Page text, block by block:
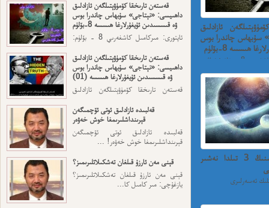
ئازادلىق
سۇبھاس چاندرا بوس
ھىسسە 8-بۆلۈم
ئاپتورى: مىركامىل كاشغەرىي 8 - بۆلۈم: ئەڭ
بىر ئۇيغۇر يازغۇچىنىڭ 3 تىلدا نەشىر
قەستەن تارىخقا كۆمۈۋېتىلگەن ئازادلىق
داھىيسى: «نېتاجى» سۇبھاس چاندرا بوس
ۋە قىسسىدىن ئۇيغۇرلارغا ھىسسە 8-بۆلۈم
ئاپتورى: مىركامىل كاشغەرىي 8 - بۆلۈم:
قەستەن تارىخقا كۆمۈۋېتىلگەن ئازادلىق
داھىيسى: «نېتاجى» سۇبھاس چاندرا بوس
ۋە قىسسىدىن ئۇيغۇرلارغا ھىسسە (01)
قەستەن تارىخقا كۆمۈۋېتىلگەن ئازادلىق
قەلبىدە ئازادلىق ئوتى ئۆچمىگەن
قېرىنداشلىرىمغا خوش خەۋەر
قەلبىدە ئازادلىق ئوتى ئۆچمىگەن
قېرىنداشلىرىمغا خوش خەۋەر! ...
قېنى مەن ئارزۇ قىلغان تەشكىلاتلىرىمىز؟
قېنى مەن ئارزۇ قىلغان تەشكىلاتلىرىمىز؟
يازغۇچى: مىر كامىل كا...